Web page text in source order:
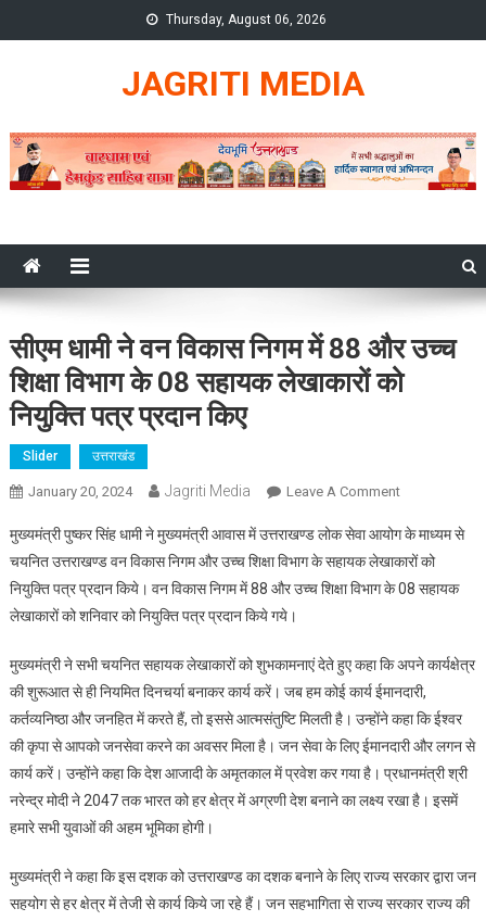
to
Thursday, August 06, 2026
JAGRITI MEDIA
सीएम धामी ने वन विकास निगम में 88 और उच्च
शिक्षा विभाग के 08 सहायक लेखाकारों को
नियुक्ति पत्र प्रदान किए
Slider उत्तराखंड
January 20, 2024 Jagriti Media Leave A CommentOn
धामी
ने
वन
में
88
और
उच्च
शिक्षा
विभाग
मुख्यमंत्री पुष्कर सिंह धामी ने मुख्यमंत्री आवास में उत्तराखण्ड लोक सेवा आयोग के माध्यम से
चयनित उत्तराखण्ड वन विकास निगम और उच्च शिक्षा विभाग के सहायक लेखाकारों को
नियुक्ति पत्र प्रदान किये। वन विकास निगम में 88 और उच्च शिक्षा विभाग के 08 सहायक
लेखाकारों को शनिवार को नियुक्ति पत्र प्रदान किये गये।
मुख्यमंत्री ने सभी चयनित सहायक लेखाकारों को शुभकामनाएं देते हुए कहा कि अपने कार्यक्षेत्र
की शुरूआत से ही नियमित दिनचर्या बनाकर कार्य करें। जब हम कोई कार्य ईमानदारी,
कर्तव्यनिष्ठा और जनहित में करते हैं, तो इससे आत्मसंतुष्टि मिलती है। उन्होंने कहा कि ईश्वर
की कृपा से आपको जनसेवा करने का अवसर मिला है। जन सेवा के लिए ईमानदारी और लगन से
कार्य करें। उन्होंने कहा कि देश आजादी के अमृतकाल में प्रवेश कर गया है। प्रधानमंत्री श्री
नरेन्द्र मोदी ने 2047 तक भारत को हर क्षेत्र में अग्रणी देश बनाने का लक्ष्य रखा है। इसमें
हमारे सभी युवाओं की अहम भूमिका होगी।
मुख्यमंत्री ने कहा कि इस दशक को उत्तराखण्ड का दशक बनाने के लिए राज्य सरकार द्वारा जन
सहयोग से हर क्षेत्र में तेजी से कार्य किये जा रहे हैं। जन सहभागिता से राज्य सरकार राज्य की